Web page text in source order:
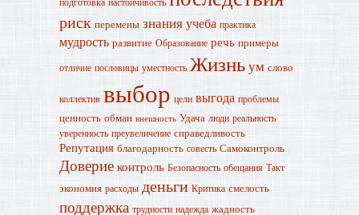
риск перемены знанияучеба практика
мудрость развитие Образование речь примеры
отличие пословицы уместность Жизньум слово
коллектив выбор цели выгода проблемы
ценность обман внешность Удача люди реальность
уверенность преувеличение справедливость
Репутация благодарность совесть Самоконтроль
Доверие контроль Безопасность обещания Такт
экономия расходы деньги Критика смелость
поддержка трудности надежда жадность